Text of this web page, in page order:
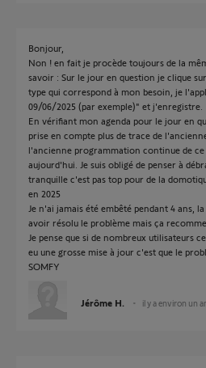
Bonjour,
Non ! en fait je procède toujours de la
savoir : Sur le jour en question je clique
type qui correspond à mon besoin, je
09/06/2025 (par exemple)" et j'enregistre.
En vérifiant mon agenda pour le jour en
prise en compte plus de trace de
l'ancienne programmation continue de
aujourd'hui. Je suis obligé de penser à
tranquille c'est pas top pour de la
en 2025
Je n'ai jamais été embêté pendant 4 ans,
avoir résolu le problème mais ça
Je pense que si de nombreux utilisateurs
eu une grosse mise à jour c'est que le
SOMFY
Jérôme H. il y a environ un